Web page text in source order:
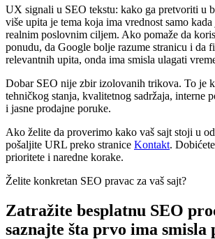
UX signali u SEO tekstu: kako ga pretvoriti u
više upita je tema koja ima vrednost samo kada
realnim poslovnim ciljem. Ako pomaže da
ponudu, da Google bolje razume stranicu i da
relevantnih upita, onda ima smisla ulagati
Dobar SEO nije zbir izolovanih trikova. To je
tehničkog stanja, kvalitetnog sadržaja, interne
i jasne prodajne poruke.
Ako želite da proverimo kako vaš sajt stoji u
pošaljite URL preko stranice Kontakt.
prioritete i naredne korake.
Želite konkretan SEO pravac za vaš sajt?
Zatražite besplatnu SEO
saznajte šta prvo ima smisla